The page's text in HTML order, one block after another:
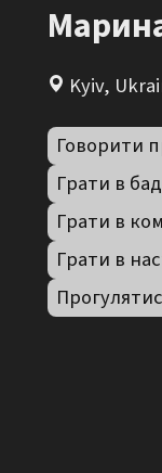
Kyiv,
Говорити
Грати в
Грати в
Грати в